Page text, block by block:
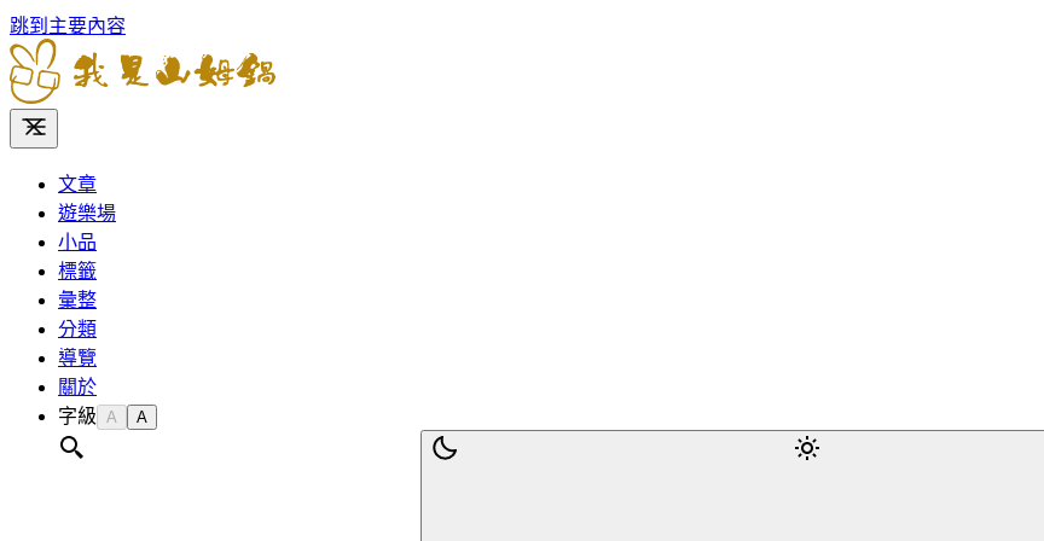
跳到主要內容
文章
遊樂場
小品
標籤
彙整
分類
導覽
關於
字級 A A